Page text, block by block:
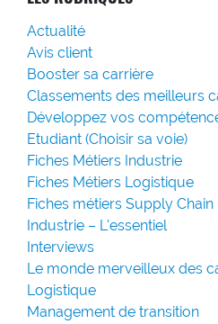
Actualité
Avis client
Booster sa carrière
Classements des meilleurs
Développez vos
Etudiant (Choisir sa voie)
Fiches Métiers Industrie
Fiches Métiers Logistique
Fiches métiers Supply Chain
Industrie – L'essentiel
Interviews
Le monde merveilleux des
Logistique
Management de transition